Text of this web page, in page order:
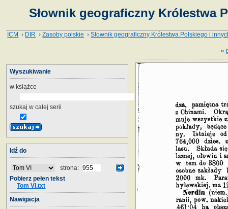
Słownik geograficzny Królestwa
ICM › DIR ›Zasoby polskie ›Słownik geograficzny Królestwa Polskiego i
«
Wyszukiwanie
w książce
szukaj w całej serii
Idź do
strona:
Pobierz pełen tekst
Tom VI.txt
Nawigacja